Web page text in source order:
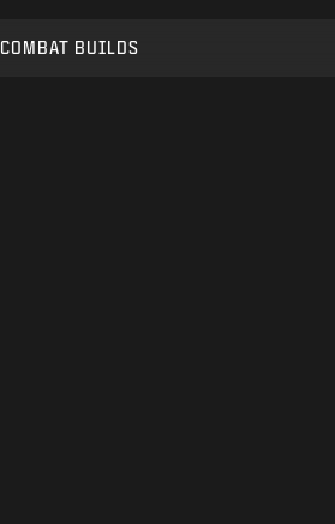
COMBAT BUILDS
提交